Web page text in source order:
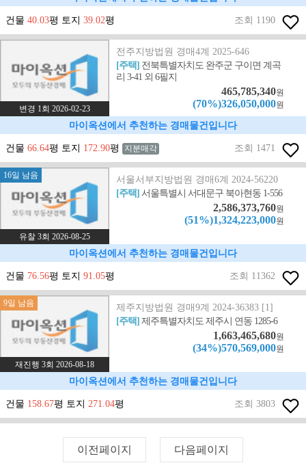
건물 40.03평 토지 39.02평 조회 1190
변경 1회 2026-02-23
전주지방법원 경매4계 2025-646
[주택] 전북특별자치도 완주군 구이면 계곡
리 3-41 외 6필지
465,785,340원
(70%)326,050,000원
마이옥션에서 추천하는 경매물건입니다
건물 66.64평 토지 172.90평 지분매각 조회 1471
16일 남음
유찰 3회 2026-08-25
서울서부지방법원 경매6계 2024-56220
[주택]서울특별시 서대문구 북아현동 1-556
2,586,373,760원
(51%)1,324,223,000원
마이옥션에서 추천하는 경매물건입니다
건물 76.56평 토지 91.05평 조회 11362
9일 남음
재진행 3회 2026-08-18
제주지방법원 경매9계 2024-36383 [1]
[주택]제주특별자치도 제주시 연동 1285-6
1,663,465,680원
(34%)570,569,000원
마이옥션에서 추천하는 경매물건입니다
건물 158.67평 토지 271.04평 조회 3803
이전페이지 다음페이지